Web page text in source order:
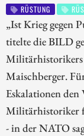
RÜSTUNG
„Ist Krieg gegen
titelte die BILD
Militärhistorikers
Maischberger.
Eskalationen den
Militärhistoriker
- in der NATO